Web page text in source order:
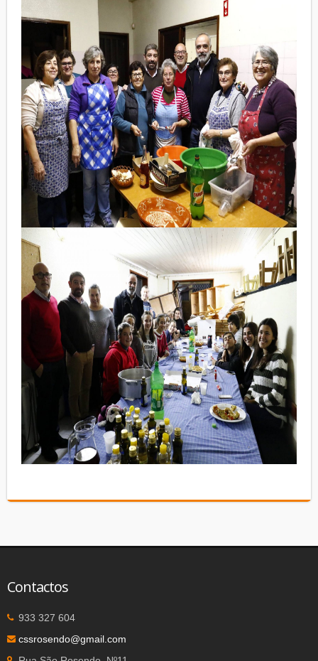
Contactos
933 327 604
cssrosendo@gmail.com